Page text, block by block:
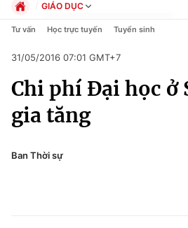
Chuyên mục
Chính trị
GIÁO DỤC
Chính trị
Pháp luật
Kinh tế
Thể thao
Truyền hình
Y tế
Tư vấn Học trực tuyến Tuyển sinh
31/05/2016 07:01 GMT+7
Chi phí Đại học ở
gia tăng
Ban Thời sự